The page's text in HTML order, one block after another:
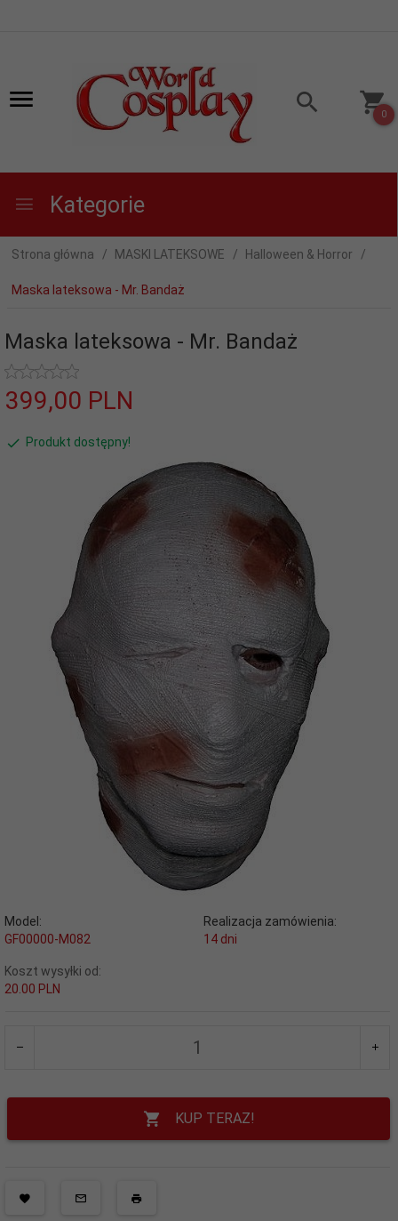
0
Kategorie
Strona główna MASKI LATEKSOWE Halloween & Horror
Maska lateksowa - Mr. Bandaż
Maska lateksowa - Mr. Bandaż
399,00 PLN
Produkt dostępny!
Model:
GF00000-M082
Realizacja zamówienia:
14 dni
Koszt wysyłki od:
20.00 PLN
KUP TERAZ!